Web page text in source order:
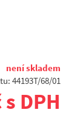
není skladem
44193T/68/01
s DPH